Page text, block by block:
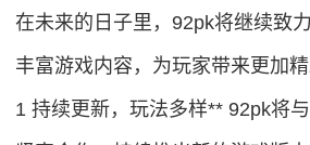
在未来的日子里，92pk将继续致
丰富游戏内容，为玩家带来更加
1 持续更新，玩法多样** 92pk将